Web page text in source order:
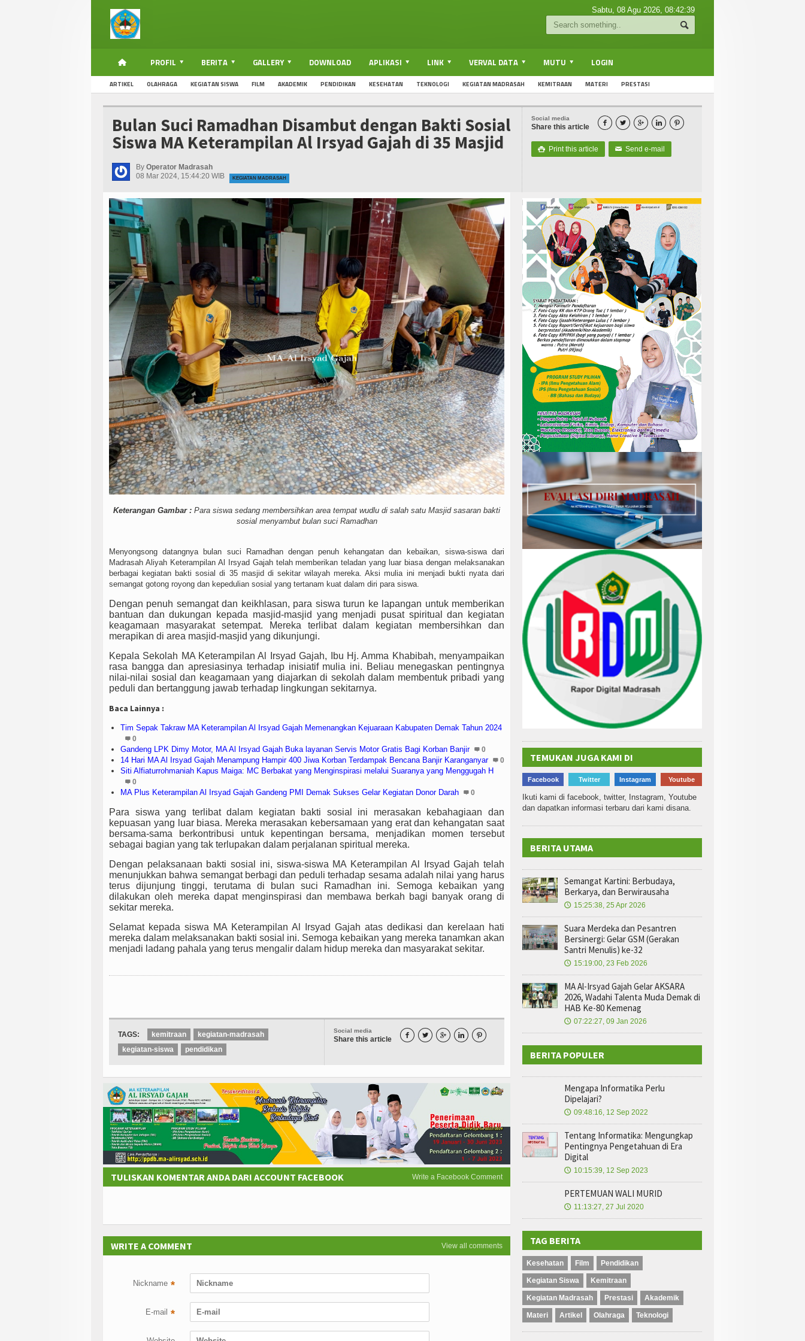
Sabtu, 08 Agu 2026, 08:42:39
PROFIL BERITA GALLERY DOWNLOAD APLIKASI LINK VERVAL DATA MUTU LOGIN
ARTIKEL OLAHRAGA KEGIATAN SISWA FILM AKADEMIK PENDIDIKAN KESEHATAN TEKNOLOGI KEGIATAN MADRASAH KEMITRAAN MATERI PRESTASI
Social media
Share this article     
 Print this article ✉ Send e-mail
Bulan Suci Ramadhan Disambut dengan Bakti Sosial
Siswa MA Keterampilan Al Irsyad Gajah di 35 Masjid
By Operator Madrasah
08 Mar 2024, 15:44:20 WIB
KEGIATAN MADRASAH
Keterangan Gambar : Para siswa sedang membersihkan area tempat wudlu di salah satu Masjid sasaran bakti
sosial menyambut bulan suci Ramadhan
Menyongsong datangnya bulan suci Ramadhan dengan penuh kehangatan dan kebaikan, siswa-siswa dari
Madrasah Aliyah Keterampilan Al Irsyad Gajah telah memberikan teladan yang luar biasa dengan melaksanakan
berbagai kegiatan bakti sosial di 35 masjid di sekitar wilayah mereka. Aksi mulia ini menjadi bukti nyata dari
semangat gotong royong dan kepedulian sosial yang tertanam kuat dalam diri para siswa.
Dengan penuh semangat dan keikhlasan, para siswa turun ke lapangan untuk memberikan
bantuan dan dukungan kepada masjid-masjid yang menjadi pusat spiritual dan kegiatan
keagamaan masyarakat setempat. Mereka terlibat dalam kegiatan membersihkan dan
merapikan di area masjid-masjid yang dikunjungi.
Kepala Sekolah MA Keterampilan Al Irsyad Gajah, Ibu Hj. Amma Khabibah, menyampaikan
rasa bangga dan apresiasinya terhadap inisiatif mulia ini. Beliau menegaskan pentingnya
nilai-nilai sosial dan keagamaan yang diajarkan di sekolah dalam membentuk pribadi yang
peduli dan bertanggung jawab terhadap lingkungan sekitarnya.
Baca Lainnya :
Tim Sepak Takraw MA Keterampilan Al Irsyad Gajah Memenangkan Kejuaraan Kabupaten Demak Tahun 2024
0
Gandeng LPK Dimy Motor, MA Al Irsyad Gajah Buka layanan Servis Motor Gratis Bagi Korban Banjir 0
14 Hari MA Al Irsyad Gajah Menampung Hampir 400 Jiwa Korban Terdampak Bencana Banjir Karanganyar 0
Siti Alfiaturrohmaniah Kapus Maiga: MC Berbakat yang Menginspirasi melalui Suaranya yang Menggugah H
0
MA Plus Keterampilan Al Irsyad Gajah Gandeng PMI Demak Sukses Gelar Kegiatan Donor Darah 0
Para siswa yang terlibat dalam kegiatan bakti sosial ini merasakan kebahagiaan dan
kepuasan yang luar biasa. Mereka merasakan kebersamaan yang erat dan kehangatan saat
bersama-sama berkontribusi untuk kepentingan bersama, menjadikan momen tersebut
sebagai bagian yang tak terlupakan dalam perjalanan spiritual mereka.
Dengan pelaksanaan bakti sosial ini, siswa-siswa MA Keterampilan Al Irsyad Gajah telah
menunjukkan bahwa semangat berbagi dan peduli terhadap sesama adalah nilai yang harus
terus dijunjung tinggi, terutama di bulan suci Ramadhan ini. Semoga kebaikan yang
dilakukan oleh mereka dapat menginspirasi dan membawa berkah bagi banyak orang di
sekitar mereka.
Selamat kepada siswa MA Keterampilan Al Irsyad Gajah atas dedikasi dan kerelaan hati
mereka dalam melaksanakan bakti sosial ini. Semoga kebaikan yang mereka tanamkan akan
menjadi ladang pahala yang terus mengalir dalam hidup mereka dan masyarakat sekitar.
Social media
Share this article     
TAGS: kemitraan
kegiatan-madrasah
kegiatan-siswa
pendidikan
Write a Facebook Comment
TULISKAN KOMENTAR ANDA DARI ACCOUNT FACEBOOK
View all comments
WRITE A COMMENT
Nickname *
E-mail *
TEMUKAN JUGA KAMI DI
Facebook Twitter Instagram Youtube
Ikuti kami di facebook, twitter, Instagram, Youtube
dan dapatkan informasi terbaru dari kami disana.
BERITA UTAMA
Semangat Kartini: Berbudaya,
Berkarya, dan Berwirausaha
🕔 15:25:38, 25 Apr 2026
Suara Merdeka dan Pesantren
Bersinergi: Gelar GSM (Gerakan
Santri Menulis) ke-32
🕔 15:19:00, 23 Feb 2026
MA Al-Irsyad Gajah Gelar AKSARA
2026, Wadahi Talenta Muda Demak di
HAB Ke-80 Kemenag
🕔 07:22:27, 09 Jan 2026
BERITA POPULER
Mengapa Informatika Perlu
Dipelajari?
🕔 09:48:16, 12 Sep 2022
Tentang Informatika: Mengungkap
Pentingnya Pengetahuan di Era
Digital
🕔 10:15:39, 12 Sep 2023
PERTEMUAN WALI MURID
🕔 11:13:27, 27 Jul 2020
TAG BERITA
Kesehatan Film Pendidikan
Kegiatan Siswa Kemitraan
Kegiatan Madrasah Prestasi Akademik
Materi Artikel Olahraga Teknologi